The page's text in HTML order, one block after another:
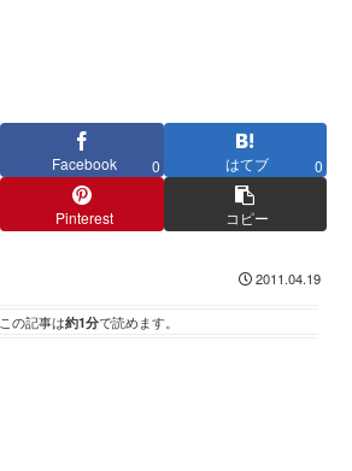
Facebook 0 はてブ 0
Pinterest コピー
2011.04.19
この記事は約1分で読めます。